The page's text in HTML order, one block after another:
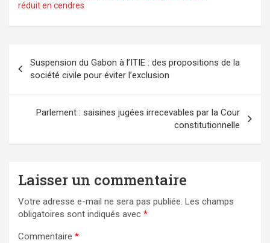
réduit en cendres
de
l’article
Suspension du Gabon à l’ITIE : des propositions de la
société civile pour éviter l’exclusion
Parlement : saisines jugées irrecevables par la Cour
constitutionnelle
Laisser un commentaire
Votre adresse e-mail ne sera pas publiée. Les champs
obligatoires sont indiqués avec *
Commentaire *